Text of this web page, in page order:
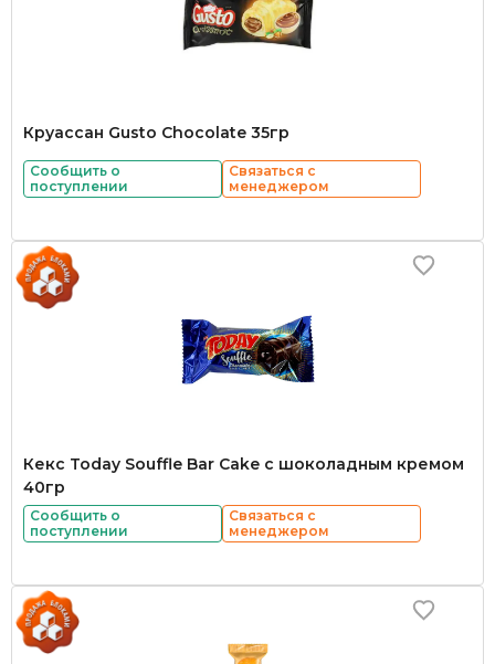
Круассан Gusto Chocolate 35гр
Сообщить о
поступлении
Связаться с
менеджером
Кекс Today Souffle Bar Cake с шоколадным кремом
40гр
Сообщить о
поступлении
Связаться с
менеджером